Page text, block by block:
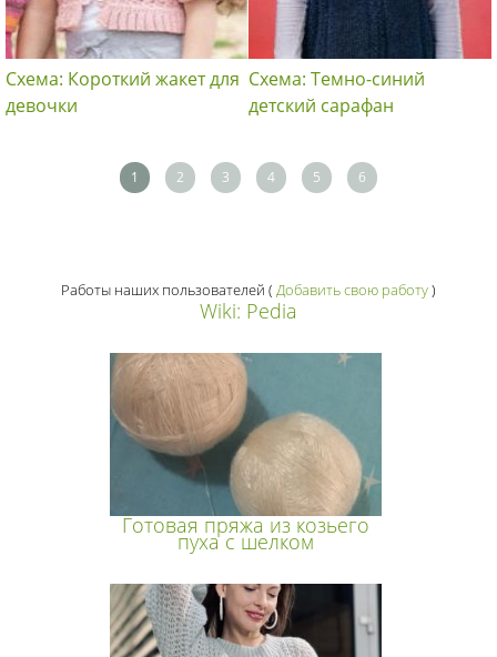
Схема: Короткий жакет для
девочки
Схема: Темно-синий
детский сарафан
1 2 3 4 5 6
Работы наших пользователей ( Добавить свою работу)
Wiki: Pedia
Готовая пряжа из козьего
пуха с шелком